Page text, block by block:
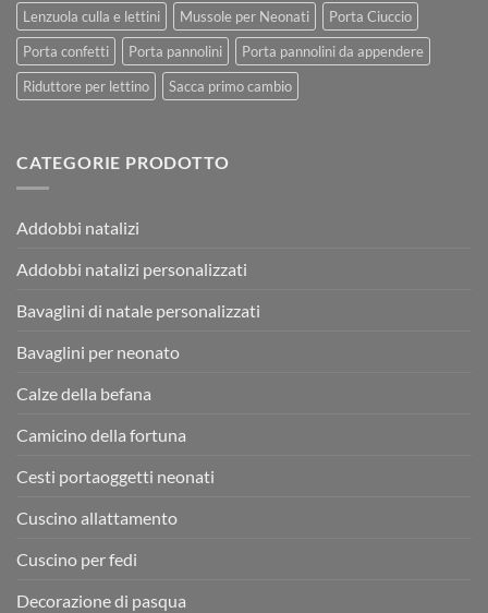
Lenzuola culla e lettini
Mussole per Neonati
Porta Ciuccio
Porta confetti
Porta pannolini
Porta pannolini da appendere
Riduttore per lettino
Sacca primo cambio
CATEGORIE PRODOTTO
Addobbi natalizi
Addobbi natalizi personalizzati
Bavaglini di natale personalizzati
Bavaglini per neonato
Calze della befana
Camicino della fortuna
Cesti portaoggetti neonati
Cuscino allattamento
Cuscino per fedi
Decorazione di pasqua